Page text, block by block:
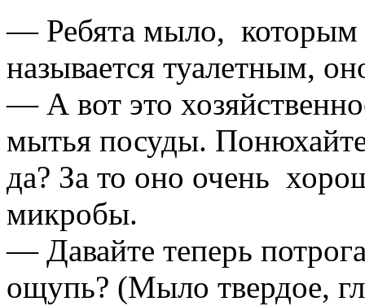
— Ребята мыло,
называется туалетным,
— А вот это
мытья посуды.
да? За то оно очень
микробы.
— Давайте теперь
ощупь? (Мыло твердое,